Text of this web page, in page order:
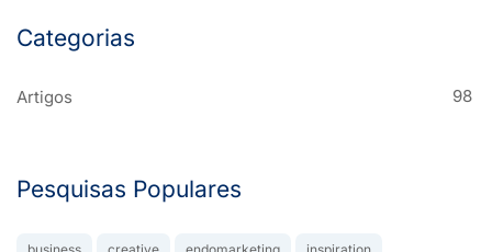
Categorias
Artigos 98
Pesquisas Populares